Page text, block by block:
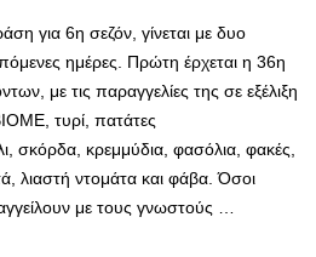
για 6η σεζόν, γίνεται με δυο
ημέρες. Πρώτη έρχεται η 36η
με τις παραγγελίες της σε εξέλιξη
τυρί, πατάτες
σκόρδα, κρεμμύδια, φασόλια, φακές,
λιαστή ντομάτα και φάβα. Όσοι
με τους γνωστούς …